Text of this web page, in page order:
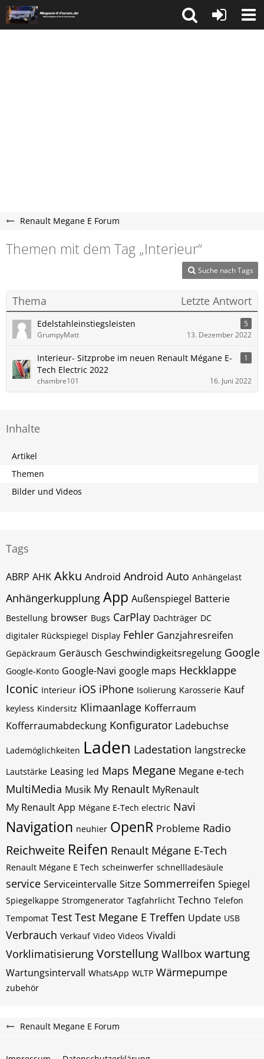
Renault Megane E Forum
Themen mit dem Tag „Interieur“
Suche nach Tags
Thema Letzte Antwort
Edelstahleinstiegsleisten
5
GrumpyMatt
13. Dezember 2022
Interieur- Sitzprobe im neuen Renault Mégane E-
Tech Electric 2022
1
chambre101 16. Juni 2022
Inhalte
Artikel
Themen
Bilder und Videos
Tags
ABRP AHK Akku Android Android Auto Anhängelast
Anhängerkupplung App Außenspiegel Batterie
Bestellung browser Bugs CarPlay Dachträger DC
digitaler Rückspiegel Display Fehler Ganzjahresreifen
Gepäckraum Geräusch Geschwindigkeitsregelung Google
Google-Konto Google-Navi google maps Heckklappe
Iconic Interieur iOS iPhone Isolierung Karosserie Kauf
keyless Kindersitz Klimaanlage Kofferraum
Kofferraumabdeckung Konfigurator Ladebuchse
Lademöglichkeiten Laden Ladestation langstrecke
Lautstärke Leasing led Maps Megane Megane e-tech
MultiMedia Musik My Renault MyRenault
My Renault App Mégane E-Tech electric Navi
Navigation neuhier OpenR Probleme Radio
Reichweite Reifen Renault Mégane E-Tech
Renault Mégane E Tech scheinwerfer schnellladesäule
service Serviceintervalle Sitze Sommerreifen Spiegel
Spiegelkappe Stromgenerator Tagfahrlicht Techno Telefon
Tempomat Test Test Megane E Treffen Update USB
Verbrauch Verkauf Video Videos Vivaldi
Vorklimatisierung Vorstellung Wallbox wartung
Wartungsintervall WhatsApp WLTP Wärmepumpe
zubehör
Renault Megane E Forum